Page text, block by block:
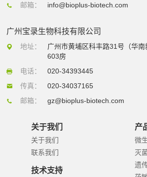
邮箱：
info@bioplus-biotech.com
广州宝录生物科技有限公司
地址：
广州市黄埔区科丰路31号（华
603房
电话：
020-34393445
传真：
020-34037165
邮箱：
gz@bioplus-biotech.com
关于我们
关于我们
联系我们
技术支持
产
微
灭
遗